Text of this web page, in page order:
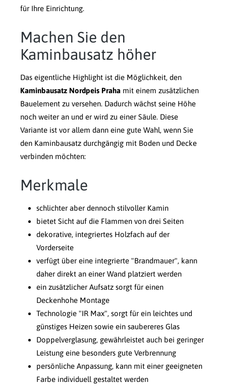
für Ihre Einrichtung.
Machen Sie den
Kaminbausatz höher
Das eigentliche Highlight ist die Möglichkeit, den
Kaminbausatz Nordpeis Praha mit einem zusätzlichen
Bauelement zu versehen. Dadurch wächst seine Höhe
noch weiter an und er wird zu einer Säule. Diese
Variante ist vor allem dann eine gute Wahl, wenn Sie
den Kaminbausatz durchgängig mit Boden und Decke
verbinden möchten:
Merkmale
schlichter aber dennoch stilvoller Kamin
bietet Sicht auf die Flammen von drei Seiten
dekorative, integriertes Holzfach auf der
Vorderseite
verfügt über eine integrierte "Brandmauer", kann
daher direkt an einer Wand platziert werden
ein zusätzlicher Aufsatz sorgt für einen
Deckenhohe Montage
Technologie "IR Max", sorgt für ein leichtes und
günstiges Heizen sowie ein saubereres Glas
Doppelverglasung, gewährleistet auch bei geringer
Leistung eine besonders gute Verbrennung
persönliche Anpassung, kann mit einer geeigneten
Farbe individuell gestaltet werden